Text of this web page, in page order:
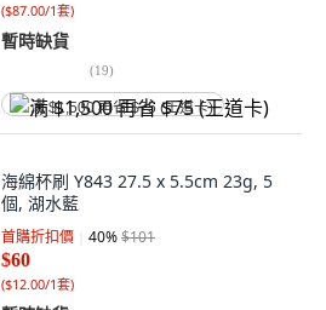
($87.00/1套)
暫時缺貨
(19)
满 $1,500 再省 $75 (王道卡)
海綿杯刷 Y843 27.5 x 5.5cm 23g, 5
個, 湖水藍
首購折扣價 40%$101
$60
($12.00/1套)